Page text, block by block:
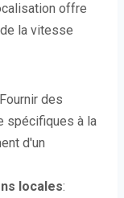
offre
la vitesse
des
spécifiques à la
d'un
locales: